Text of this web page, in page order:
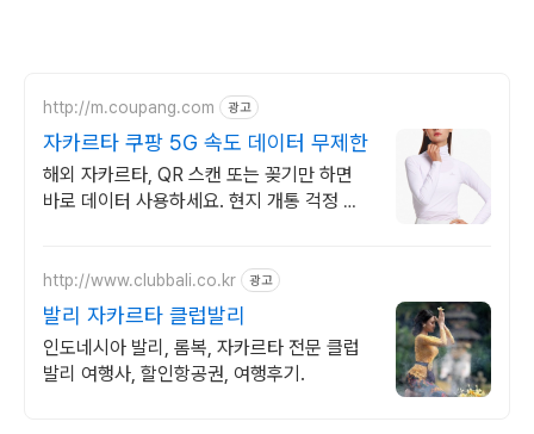
http://m.coupang.com 광고
자카르타 쿠팡 5G 속도 데이터 무제한
해외 자카르타, QR 스캔 또는 꽂기만 하면
바로 데이터 사용하세요. 현지 개통 걱정 없
http://www.clubbali.co.kr 광고
발리 자카르타 클럽발리
인도네시아 발리, 롬복, 자카르타 전문 클럽
발리 여행사, 할인항공권, 여행후기.